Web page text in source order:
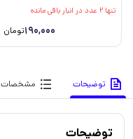
تنها 2 عدد در انبار باقی مانده
190,000تومان
توضیحات مشخصات
توضیحات